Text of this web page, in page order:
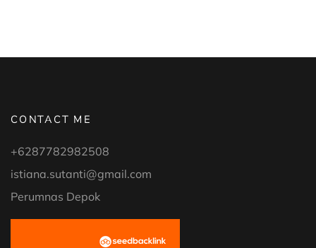
CONTACT ME
+6287782982508
istiana.sutanti@gmail.com
Perumnas Depok